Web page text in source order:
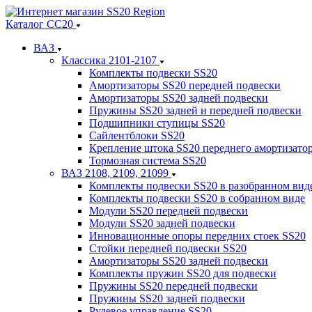
Каталог СС20
ВАЗ
Классика 2101-2107
Комплекты подвески SS20
Амортизаторы SS20 передней подвески
Амортизаторы SS20 задней подвески
Пружины SS20 задней и передней подвески
Подшипники ступицы SS20
Сайлентблоки SS20
Крепление штока SS20 переднего
Тормозная система SS20
ВАЗ 2108, 2109, 21099
Комплекты подвески SS20 в разобранном
Комплекты подвески SS20 в собранном виде
Модули SS20 передней подвески
Модули SS20 задней подвески
Инновационные опоры передних стоек SS20
Стойки передней подвески SS20
Амортизаторы SS20 задней подвески
Комплекты пружин SS20 для подвески
Пружины SS20 передней подвески
Пружины SS20 задней подвески